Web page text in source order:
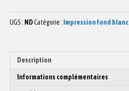
végétal
03
UGS : NDCatégorie : Impression fond blanc
Description
Informations complémentaires